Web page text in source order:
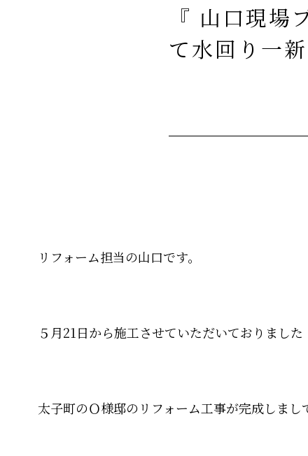
『 山口現場
て水回り一
リフォーム担当の山口です。
５月21日から施工させていただいておりました
太子町のＯ様邸のリフォーム工事が完成しまし